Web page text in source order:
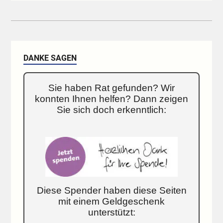
DANKE SAGEN
Sie haben Rat gefunden? Wir
konnten Ihnen helfen? Dann zeigen
Sie sich doch erkenntlich:
Diese Spender haben diese Seiten
mit einem Geldgeschenk
unterstützt: